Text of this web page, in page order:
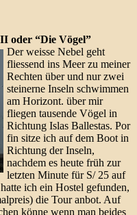
oder “Die Vögel”
Der weisse Nebel geht
fliessend ins Meer zu meiner
Rechten über und nur zwei
steinerne Inseln schwimmen
am Horizont. über mir
fliegen tausende Vögel in
Richtung Islas Ballestas. Por
fin sitze ich auf dem Boot in
Richtung der Inseln,
nachdem es heute früh zur
letzten Minute für S/ 25 auf
ich ein Hostel gefunden,
die Tour anbot. Auf
könne wenn man beides